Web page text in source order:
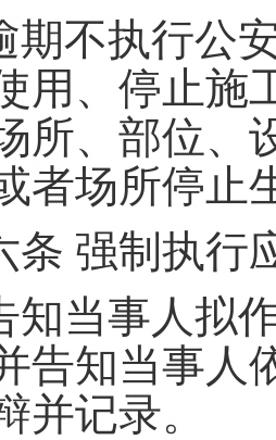
期不执行公
用、停止施
所、部位、
者场所停止
条 强制执行
知当事人拟
告知当事人
并记录。